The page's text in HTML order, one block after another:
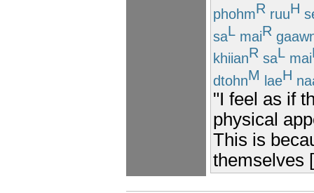
phohmR ruuH
saL maiR
khiianR saL mai
dtohnM laeH
"I feel as if
physical
This is
themselves